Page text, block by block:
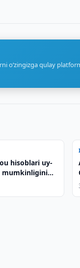
o‘zingizga qulay
hisoblari uy-
mumkinligini